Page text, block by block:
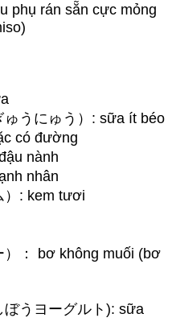
phụ rán sẵn cực mỏng
うにゅう）: sữa ít béo
có đường
nành
nhân
）: kem tươi
）： bơ không muối (bơ
うヨーグルト): sữa